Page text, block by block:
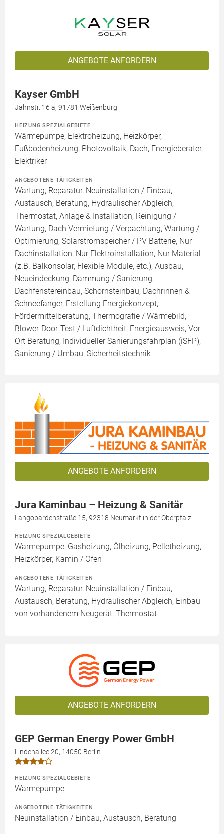
ANGEBOTE ANFORDERN
Kayser GmbH
Jahnstr. 16 a, 91781 Weißenburg
HEIZUNG SPEZIALGEBIETE
Wärmepumpe, Elektroheizung, Heizkörper,
Fußbodenheizung, Photovoltaik, Dach, Energieberater,
Elektriker
ANGEBOTENE TÄTIGKEITEN
Wartung, Reparatur, Neuinstallation / Einbau,
Austausch, Beratung, Hydraulischer Abgleich,
Thermostat, Anlage & Installation, Reinigung /
Wartung, Dach Vermietung / Verpachtung, Wartung /
Optimierung, Solarstromspeicher / PV Batterie, Nur
Dachinstallation, Nur Elektroinstallation, Nur Material
(z.B. Balkonsolar, Flexible Module, etc.), Ausbau,
Neueindeckung, Dämmung / Sanierung,
Dachfenstereinbau, Schornsteinbau, Dachrinnen &
Schneefänger, Erstellung Energiekonzept,
Fördermittelberatung, Thermografie / Wärmebild,
Blower-Door-Test / Luftdichtheit, Energieausweis, Vor-
Ort Beratung, Individueller Sanierungsfahrplan (iSFP),
Sanierung / Umbau, Sicherheitstechnik
ANGEBOTE ANFORDERN
Jura Kaminbau – Heizung & Sanitär
Langobardenstraße 15, 92318 Neumarkt in der Oberpfalz
HEIZUNG SPEZIALGEBIETE
Wärmepumpe, Gasheizung, Ölheizung, Pelletheizung,
Heizkörper, Kamin / Ofen
ANGEBOTENE TÄTIGKEITEN
Wartung, Reparatur, Neuinstallation / Einbau,
Austausch, Beratung, Hydraulischer Abgleich, Einbau
von vorhandenem Neugerät, Thermostat
ANGEBOTE ANFORDERN
GEP German Energy Power GmbH
Lindenallee 20, 14050 Berlin
HEIZUNG SPEZIALGEBIETE
Wärmepumpe
ANGEBOTENE TÄTIGKEITEN
Neuinstallation / Einbau, Austausch, Beratung